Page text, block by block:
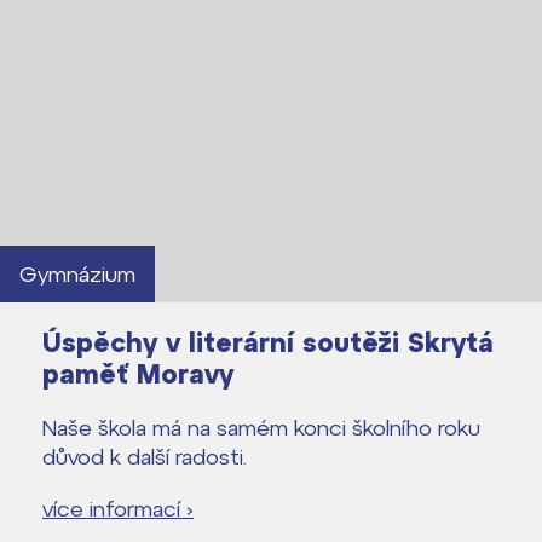
Gymnázium
Úspěchy v literární soutěži Skrytá
paměť Moravy
Naše škola má na samém konci školního roku
důvod k další radosti.
více informací ›